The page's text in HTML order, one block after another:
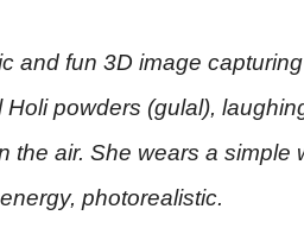
and fun 3D image
powders (gulal),
the air. She wears a simple
photorealistic.